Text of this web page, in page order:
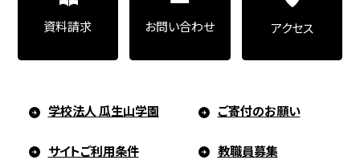
学校法人 瓜生山学園 ご寄付のお願い
サイトご利用条件 教職員募集
資料請求 お問い合わせ アクセス